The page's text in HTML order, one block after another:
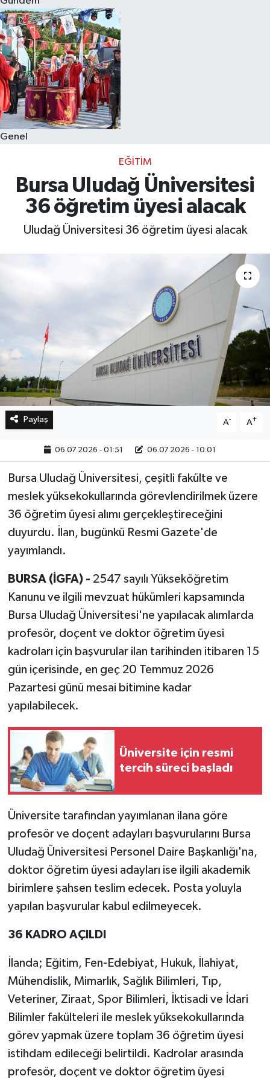
Genel
EĞITIM
Bursa Uludağ Üniversitesi
36 öğretim üyesi alacak
Uludağ Üniversitesi 36 öğretim üyesi alacak
Paylaş A- A+
06.07.2026 - 01:51 06.07.2026 - 10:01
Bursa Uludağ Üniversitesi, çeşitli fakülte ve
meslek yüksekokullarında görevlendirilmek üzere
36 öğretim üyesi alımı gerçekleştireceğini
duyurdu. İlan, bugünkü Resmi Gazete'de
yayımlandı.
BURSA (İGFA) - 2547 sayılı Yükseköğretim
Kanunu ve ilgili mevzuat hükümleri kapsamında
Bursa Uludağ Üniversitesi'ne yapılacak alımlarda
profesör, doçent ve doktor öğretim üyesi
kadroları için başvurular ilan tarihinden itibaren 15
gün içerisinde, en geç 20 Temmuz 2026
Pazartesi günü mesai bitimine kadar
yapılabilecek.
Üniversite için resmi
tercih süreci başladı
Üniversite tarafından yayımlanan ilana göre
profesör ve doçent adayları başvurularını Bursa
Uludağ Üniversitesi Personel Daire Başkanlığı'na,
doktor öğretim üyesi adayları ise ilgili akademik
birimlere şahsen teslim edecek. Posta yoluyla
yapılan başvurular kabul edilmeyecek.
36 KADRO AÇILDI
İlanda; Eğitim, Fen-Edebiyat, Hukuk, İlahiyat,
Mühendislik, Mimarlık, Sağlık Bilimleri, Tıp,
Veteriner, Ziraat, Spor Bilimleri, İktisadi ve İdari
Bilimler fakülteleri ile meslek yüksekokullarında
görev yapmak üzere toplam 36 öğretim üyesi
istihdam edileceği belirtildi. Kadrolar arasında
profesör, doçent ve doktor öğretim üyesi
Eğitim
Sağlık
Dünya
Magazin
Kültür & Sanat
Teknoloji
Bilim